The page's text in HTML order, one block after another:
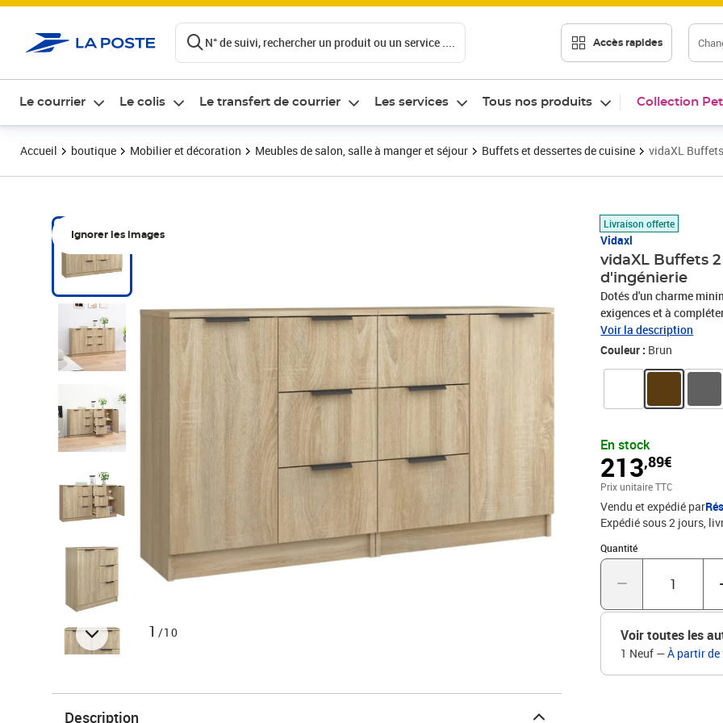
N° de suivi, rechercher un produit ou un service .... Accès rapides
Le courrier Le colis Le transfert de courrier Les services Tous nos produits Collection
Accueil boutique Mobilier et décoration Meubles de salon, salle à manger et séjour Buffets et dessertes de cuisine vidaXL
Ignorer les images
1 /10
Livraison offerte
Vidaxl
vidaXL Buffets
d'ingénierie
Dotés d'un charme
exigences et à
fabriquées en bois
d'ingénierie est d'une
des cadres photo ou
ces produits doivent
chêne sonomaMatériau
x H)L'assemblage est
trouverez ici plus de
Voir la description
Couleur : Brun
En stock
213,89€
Prix 213,89€
Prix unitaire TTC
Vendu et expédié par
Expédié sous 2 jours
Quantité
Quantité : 1
Voir toutes les
1 Neuf —À partir de
Description